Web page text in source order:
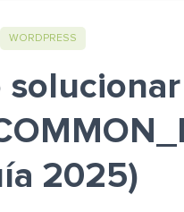
WORDPRESS
solucionar
2025)